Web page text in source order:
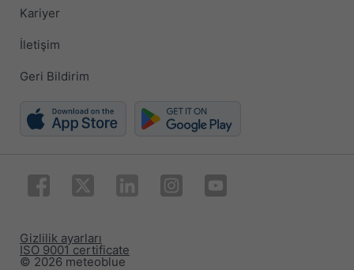
Kariyer
İletişim
Geri Bildirim
© 2026 meteoblue
ISO 9001 certificate
Gizlilik ayarları